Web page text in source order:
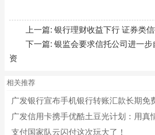
上一篇: 银行理财收益下行 证券类
下一篇: 银监会要求信托公司进一
资
相关推荐
广发银行宣布手机银行转账汇款长期免
广发信用卡携手优酷土豆光计划：用真
支付国家队云闪付这次玩大了！